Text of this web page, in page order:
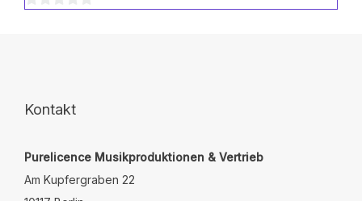
werden
Kontakt
Purelicence Musikproduktionen & Vertrieb
Am Kupfergraben 22